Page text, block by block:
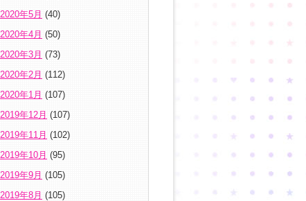
2020年5月 (40)
2020年4月 (50)
2020年3月 (73)
2020年2月 (112)
2020年1月 (107)
2019年12月 (107)
2019年11月 (102)
2019年10月 (95)
2019年9月 (105)
2019年8月 (105)